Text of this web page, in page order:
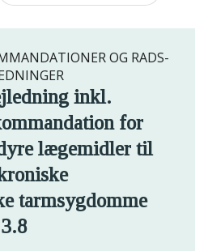
OG RADS-
inkl.
for
lægemidler til
tarmsygdomme